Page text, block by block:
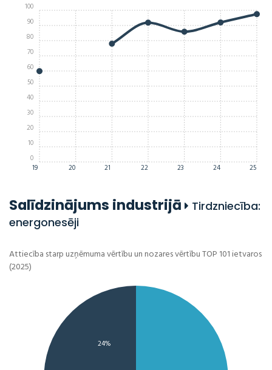
19 20 21 22 23 24 25
0
10
20
30
40
50
60
70
80
90
100
Salīdzinājums industrijā
Tirdzniecība:
energonesēji
Attiecība starp uzņēmuma vērtību un nozares vērtību TOP 101 ietvaros
(2025)
24%